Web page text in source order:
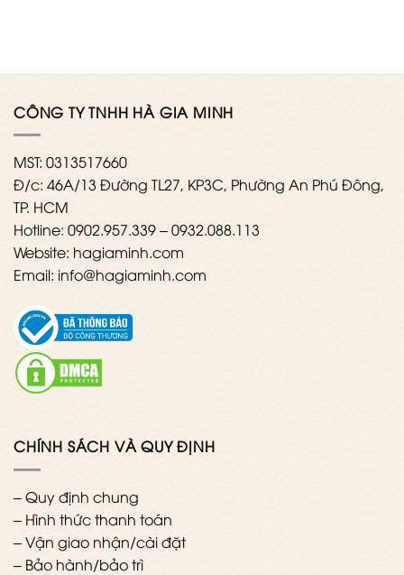
CÔNG TY TNHH HÀ GIA MINH
MST: 0313517660
Đ/c: 46A/13 Đường TL27, KP3C, Phường An Phú Đông,
TP. HCM
Hotline: 0902.957.339 – 0932.088.113
Website: hagiaminh.com
Email: info@hagiaminh.com
CHÍNH SÁCH VÀ QUY ĐỊNH
–Quy định chung
– Hình thức thanh toán
–Vận giao nhận/cài đặt
– Bảo hành/bảo trì